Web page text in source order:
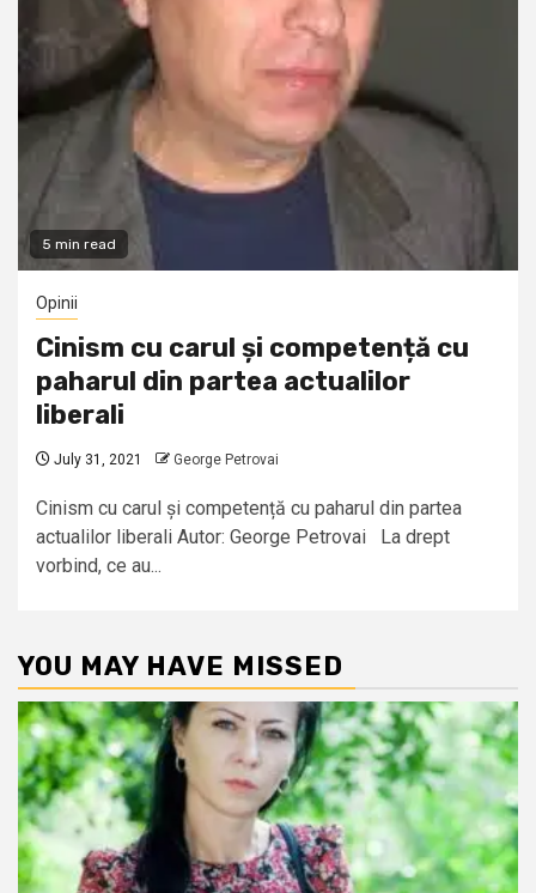
5 min read
Opinii
Cinism cu carul și competență cu
paharul din partea actualilor
liberali
July 31, 2021 George Petrovai
Cinism cu carul și competență cu paharul din partea
actualilor liberali Autor: George Petrovai La drept
vorbind, ce au...
YOU MAY HAVE MISSED